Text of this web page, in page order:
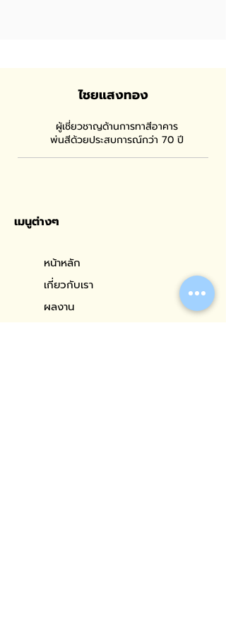
เมนูต่างๆ
ไชยแสงทอง
ผู้เชี่ยวชาญด้านการทาสีอาคาร
พ่นสีด้วยประสบการณ์กว่า 70 ปี
หน้าหลัก
เกี่ยวกับเรา
ผลงาน